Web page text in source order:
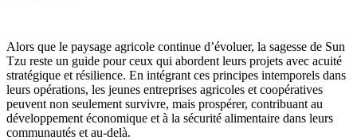
Alors que le paysage agricole continue d’évoluer, la sagesse de Sun
Tzu reste un guide pour ceux qui abordent leurs projets avec acuité
stratégique et résilience. En intégrant ces principes intemporels dans
leurs opérations, les jeunes entreprises agricoles et coopératives
peuvent non seulement survivre, mais prospérer, contribuant au
développement économique et à la sécurité alimentaire dans leurs
communautés et au-delà.